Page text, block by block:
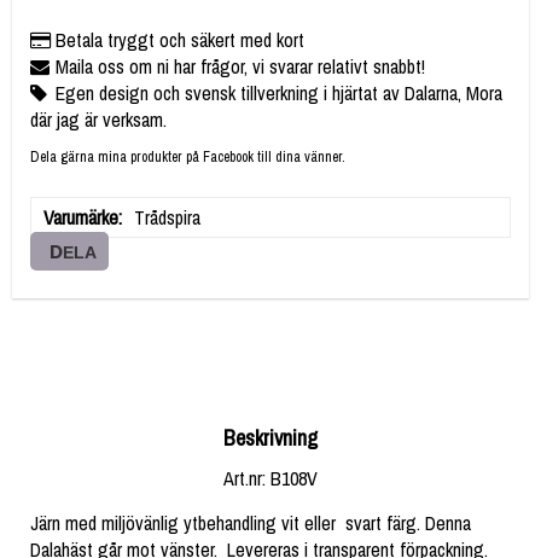
Betala tryggt och säkert med kort
Maila oss om ni har frågor, vi svarar relativt snabbt!
Egen design och svensk tillverkning i hjärtat av Dalarna, Mora
där jag är verksam.
Dela gärna mina produkter på Facebook till dina vänner.
Varumärke Trådspira
DELA
Beskrivning
Art.nr: B108V
Järn med miljövänlig ytbehandling vit eller  svart färg. Denna